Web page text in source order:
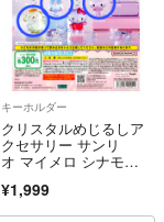
キーホルダー
クリスタルめじるしア
クセサリー サンリ
オ マイメロ シナモ
¥1,999